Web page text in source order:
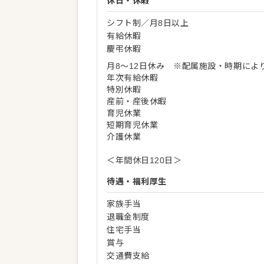
シフト制／月8日以上
有給休暇
慶弔休暇
月8～12日休み ※配属施設・時期によ
年次有給休暇
特別休暇
産前・産後休暇
育児休業
短期育児休業
介護休業
＜年間休日120日＞
待遇・福利厚生
家族手当
退職金制度
住宅手当
賞与
交通費支給